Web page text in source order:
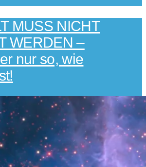
MUSS NICHT
WERDEN –
nur so, wie